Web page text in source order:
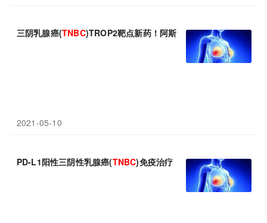
三阴乳腺癌(TNBC)TROP2靶点新药！阿斯利康/第一三共
2021-05-10
PD-L1阳性三阴性乳腺癌(TNBC)免疫治疗！美国FDA咨询委员会